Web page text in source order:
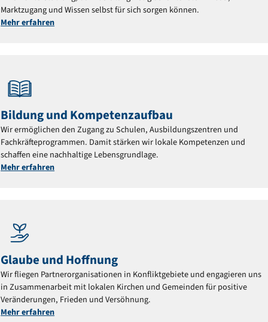
Marktzugang und Wissen selbst für sich sorgen können.
Mehr erfahren
Bildung und Kompetenzaufbau
Wir ermöglichen den Zugang zu Schulen, Ausbildungszentren und
Fachkräfteprogrammen. Damit stärken wir lokale Kompetenzen und
schaffen eine nachhaltige Lebensgrundlage.
Mehr erfahren
Glaube und Hoffnung
Wir fliegen Partnerorganisationen in Konfliktgebiete und engagieren uns
in Zusammenarbeit mit lokalen Kirchen und Gemeinden für positive
Veränderungen, Frieden und Versöhnung.
Mehr erfahren